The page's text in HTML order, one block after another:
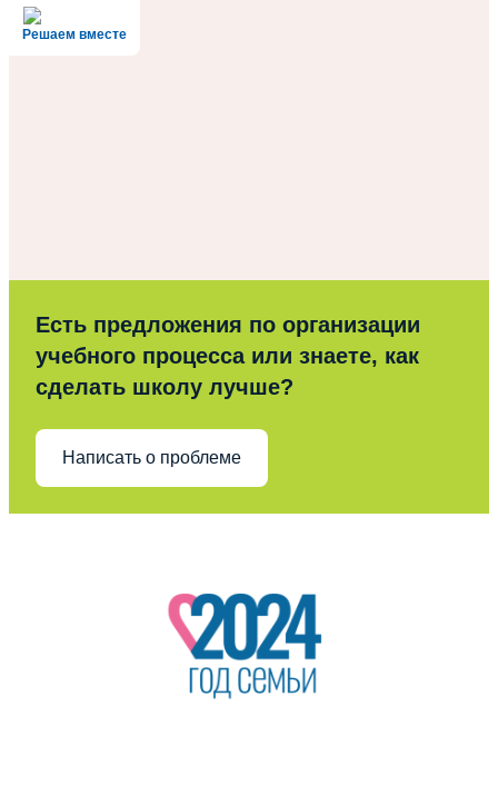
Решаем вместе
Есть предложения по организации
учебного процесса или знаете, как
сделать школу лучше?
Написать о проблеме